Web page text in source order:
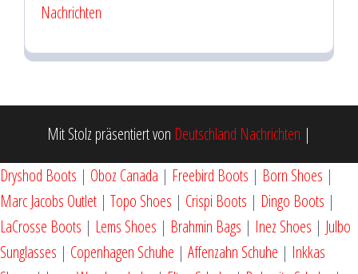
Nachrichten
Mit Stolz präsentiert von Deutschland Nachrichten |
Dryshod Boots | Oboz Canada | Freebird Boots | Born Shoes |
Marc Jacobs Outlet | Topo Shoes | Crispi Boots | Dingo Boots |
LaCrosse Boots | Lems Shoes | Brahmin Bags | Inez Shoes | Julbo
Sunglasses | Copenhagen Schuhe | Affenzahn Schuhe | Inkkas